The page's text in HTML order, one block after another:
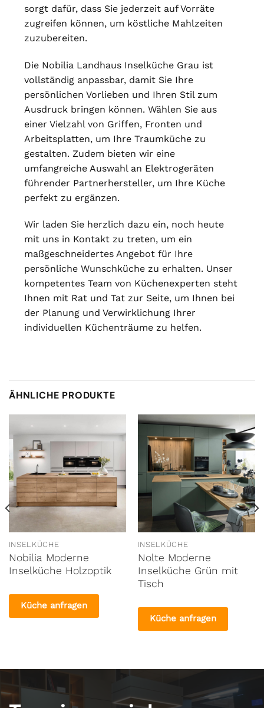
sorgt dafür, dass Sie jederzeit auf Vorräte
zugreifen können, um köstliche Mahlzeiten
zuzubereiten.
Die Nobilia Landhaus Inselküche Grau ist
vollständig anpassbar, damit Sie Ihre
persönlichen Vorlieben und Ihren Stil zum
Ausdruck bringen können. Wählen Sie aus
einer Vielzahl von Griffen, Fronten und
Arbeitsplatten, um Ihre Traumküche zu
gestalten. Zudem bieten wir eine
umfangreiche Auswahl an Elektrogeräten
führender Partnerhersteller, um Ihre Küche
perfekt zu ergänzen.
Wir laden Sie herzlich dazu ein, noch heute
mit uns in Kontakt zu treten, um ein
maßgeschneidertes Angebot für Ihre
persönliche Wunschküche zu erhalten. Unser
kompetentes Team von Küchenexperten steht
Ihnen mit Rat und Tat zur Seite, um Ihnen bei
der Planung und Verwirklichung Ihrer
individuellen Küchenträume zu helfen.
ÄHNLICHE PRODUKTE
INSELKÜCHE
Nobilia Moderne
Inselküche Holzoptik
Küche anfragen
INSELKÜCHE
Nolte Moderne
Inselküche Grün mit
Tisch
Küche anfragen